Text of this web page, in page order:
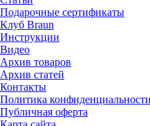
Подарочные сертификаты
Клуб Braun
Инструкции
Видео
Архив товаров
Архив статей
Контакты
Политика конфиденциальности
Публичная оферта